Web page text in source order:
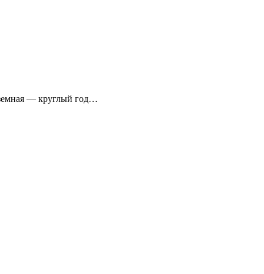
— круглый год…